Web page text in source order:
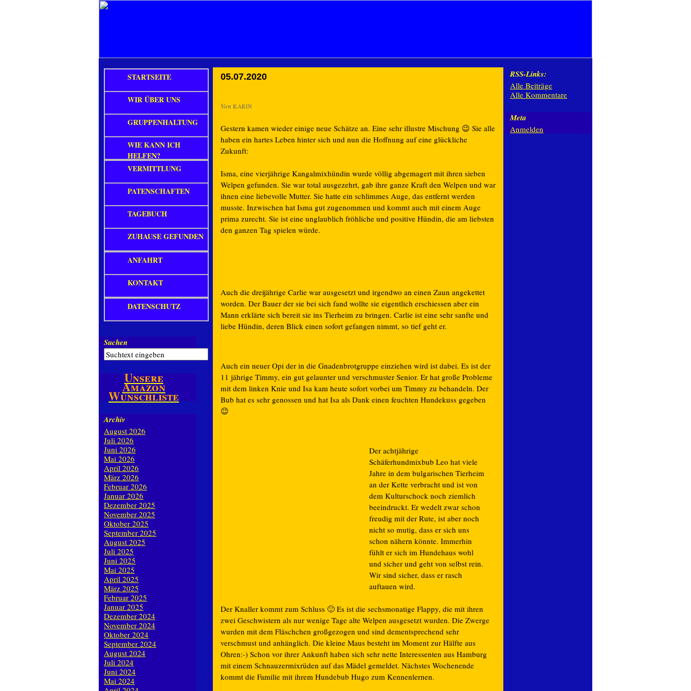
05.07.2020
Von KARIN
Gestern kamen wieder einige neue Schätze an. Eine sehr illustre Mischung 😉 Sie alle
haben ein hartes Leben hinter sich und nun die Hoffnung auf eine glückliche
Zukunft:
Isma, eine vierjährige Kangalmixhündin wurde völlig abgemagert mit ihren sieben
Welpen gefunden. Sie war total ausgezehrt, gab ihre ganze Kraft den Welpen und war
ihnen eine liebevolle Mutter. Sie hatte ein schlimmes Auge, das entfernt werden
musste. Inzwischen hat Isma gut zugenommen und kommt auch mit einem Auge
prima zurecht. Sie ist eine unglaublich fröhliche und positive Hündin, die am liebsten
den ganzen Tag spielen würde.
Auch die dreijährige Carlie war ausgesetzt und irgendwo an einen Zaun angekettet
worden. Der Bauer der sie bei sich fand wollte sie eigentlich erschiessen aber ein
Mann erklärte sich bereit sie ins Tierheim zu bringen. Carlie ist eine sehr sanfte und
liebe Hündin, deren Blick einen sofort gefangen nimmt, so tief geht er.
Auch ein neuer Opi der in die Gnadenbrotgruppe einziehen wird ist dabei. Es ist der
11 jährige Timmy, ein gut gelaunter und verschmuster Senior. Er hat große Probleme
mit dem linken Knie und Isa kam heute sofort vorbei um Timmy zu behandeln. Der
Bub hat es sehr genossen und hat Isa als Dank einen feuchten Hundekuss gegeben
😉
Der achtjährige
Schäferhundmixbub Leo hat viele
Jahre in dem bulgarischen Tierheim
an der Kette verbracht und ist von
dem Kulturschock noch ziemlich
beeindruckt. Er wedelt zwar schon
freudig mit der Rute, ist aber noch
nicht so mutig, dass er sich uns
schon nähern könnte. Immerhin
fühlt er sich im Hundehaus wohl
und sicher und geht von selbst rein.
Wir sind sicher, dass er rasch
auftauen wird.
Der Knaller kommt zum Schluss 🙂 Es ist die sechsmonatige Flappy, die mit ihren
zwei Geschwistern als nur wenige Tage alte Welpen ausgesetzt wurden. Die Zwerge
wurden mit dem Fläschchen großgezogen und sind dementsprechend sehr
verschmust und anhänglich. Die kleine Maus besteht im Moment zur Hälfte aus
Ohren:-) Schon vor ihrer Ankunft haben sich sehr nette Interessenten aus Hamburg
mit einem Schnauzermixrüden auf das Mädel gemeldet. Nächstes Wochenende
kommt die Familie mit ihrem Hundebub Hugo zum Kennenlernen.
STARTSEITE
WIR ÜBER UNS
GRUPPENHALTUNG
WIE KANN ICH
HELFEN?
VERMITTLUNG
PATENSCHAFTEN
TAGEBUCH
ZUHAUSE GEFUNDEN
ANFAHRT
KONTAKT
DATENSCHUTZ
Suchen
Unsere
Amazon
Wunschliste
Archiv
August 2026
Juli 2026
Juni 2026
Mai 2026
April 2026
März 2026
Februar 2026
Januar 2026
Dezember 2025
November 2025
Oktober 2025
September 2025
August 2025
Juli 2025
Juni 2025
Mai 2025
April 2025
März 2025
Februar 2025
Januar 2025
Dezember 2024
November 2024
Oktober 2024
September 2024
August 2024
Juli 2024
Juni 2024
Mai 2024
RSS-Links:
Alle Beiträge
Alle Kommentare
Meta
Anmelden